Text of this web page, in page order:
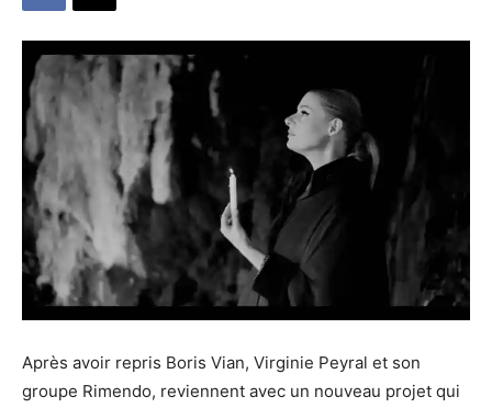
Après avoir repris Boris Vian, Virginie Peyral et son
groupe Rimendo, reviennent avec un nouveau projet qui